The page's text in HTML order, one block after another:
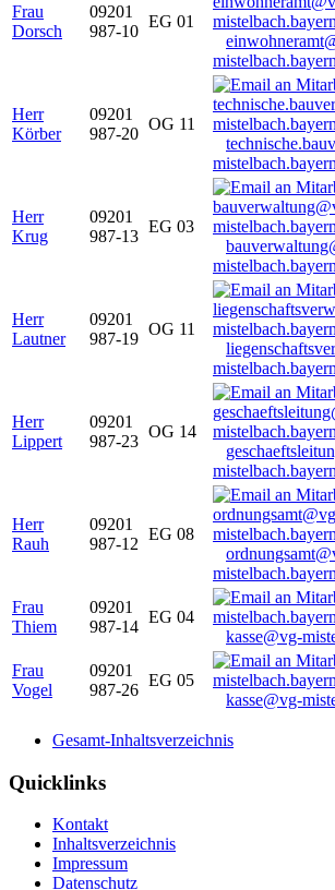
Frau
Dorsch
09201
987-10
EG 01
Herr
Körber
09201
987-20
OG 11
Herr
Krug
09201
987-13
EG 03
Herr
Lautner
09201
987-19
OG 11
Herr
Lippert
09201
987-23
OG 14
Herr
Rauh
09201
987-12
EG 08
Frau
Thiem
09201
987-14
EG 04
kasse@vg-
Frau
Vogel
09201
987-26
EG 05
kasse@vg-
Gesamt-Inhaltsverzeichnis
Quicklinks
Kontakt
Inhaltsverzeichnis
Impressum
Datenschutz